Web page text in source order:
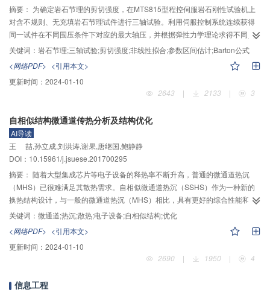
流排沙比的预测效果更好，证明其有助于实现更加科学合理的调水调沙方案设
计。
摘要： 为确定岩石节理的剪切强度，在MTS815型程控伺服岩石刚性试验机上
对含不规则、无充填岩石节理试件进行三轴试验。利用伺服控制系统连续获得
同一试件在不同围压条件下对应的最大轴压，并根据弹性力学理论求得不同围
压下节理面的正应力和剪应力。对每一试件的试验结果按线性Mohr-Coulomb准
则拟合获得摩擦角和内聚力，利用MATLAB软件的曲线拟合工具对所有试件的
正应力和剪应力分别进行线性Mohr-Coulomb准则拟合、幂函数拟合和非线性
Barton公式拟合，对比其拟合效果可知：1）线性Mohr-Coulomb准则拟合明显
比幂函数拟合和Barton公式拟合要差，尤其是在低正应力条件下线性Mohr-
曲线几乎重合，且总体反映了岩石节理剪切强度的非线性特征；3）在较高正应
力下，线性Mohr-Coulomb准则、幂函数和非线性Barton公式对应的剪切强度均
偏高。同时，为估计拟合公式基本参数的合理性，根据试验成果对Barton公式
基本参数进行了比较可靠的区间估计。
关键词： 岩石节理;三轴试验;剪切强度;非线性拟合;参数区间估计;Barton公式
<网络PDF> <引用本文>
更新时间： 2024-01-10
2643
| 2133 | 3
自相似结构微通道传热分析及结构优化
AI导读
王 喆,孙立成,刘洪涛,谢果,唐继国,鲍静静
DOI：10.15961/j.jsuese.201700295
摘要： 随着大型集成芯片等电子设备的释热率不断升高，普通的微通道热沉
（MHS）已很难满足其散热需求。自相似微通道热沉（SSHS）作为一种新的
换热结构设计，与一般的微通道热沉（MHS）相比，具有更好的综合性能和应
用前景，但SSHS内部依然存在一定的流量分配和换热不均等缺陷。为克服
SSHS自身的缺陷，提高其工作性能，本文将原有的入口分流通道改为渐缩式设
计，以缓解SSHS原型设计中流量分配不均的缺陷；同时，利用数值方法在分析
各结构参数影响基础上进行优化设计。鉴于SSHS内每个换热单元结构均相同，
选择了一个完整的换热单元进行模拟分析和参数优化，计算单元包含10个溢流
0.27～0.90 kg/h，工作压力为常压，盖板热负荷为1 MW/m
关键词： 微通道;热沉;散热;电子设备;自相似结构;优化
<网络PDF> <引用本文>
更新时间： 2024-01-10
2690
| 1950 | 4
信息工程